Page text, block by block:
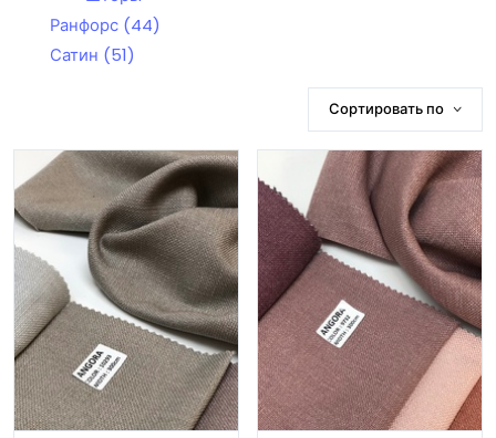
Ранфорс (44)
Сатин (51)
Сортировать по